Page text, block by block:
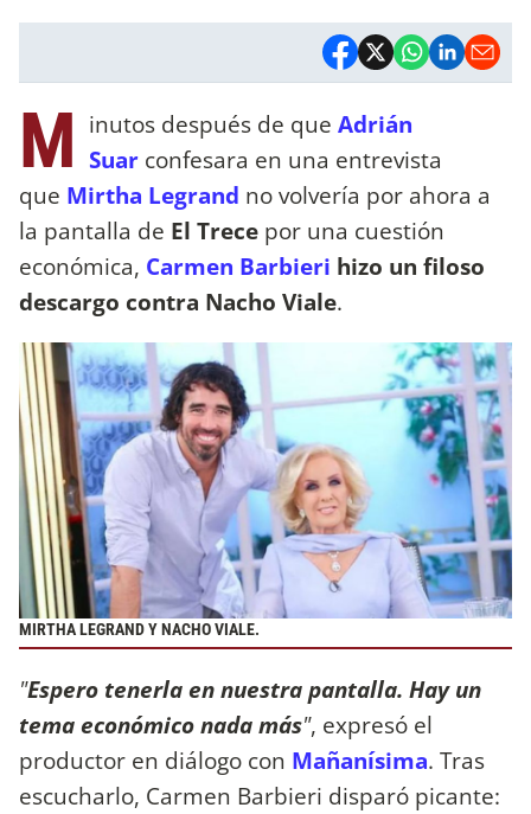
M inutos después de que Adrián
Suar confesara en una entrevista
que Mirtha Legrand no volvería por ahora a
la pantalla de El Trece por una cuestión
económica, Carmen Barbieri hizo un filoso
descargo contra Nacho Viale.
MIRTHA LEGRAND Y NACHO VIALE.
"Espero tenerla en nuestra pantalla. Hay un
tema económico nada más", expresó el
productor en diálogo con Mañanísima. Tras
escucharlo, Carmen Barbieri disparó picante: